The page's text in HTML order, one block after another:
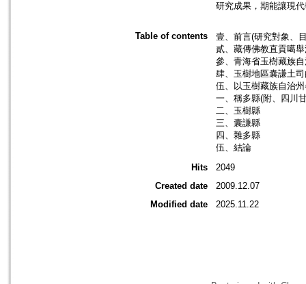
研究成果，期能讓現
Table of contents
壹、前言(研究對象、
貳、藏傳佛教直貢噶
參、青海省玉樹藏族
肆、玉樹地區囊謙土
伍、以玉樹藏族自治
一、稱多縣(附、四川
二、玉樹縣
三、囊謙縣
四、雜多縣
伍、結論
Hits
2049
Created date
2009.12.07
Modified date
2025.11.22